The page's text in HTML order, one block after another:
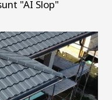
"AI Slop"